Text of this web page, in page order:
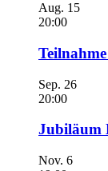
Aug. 15
20:00
Sep. 26
20:00
Jubiläum
Nov. 6